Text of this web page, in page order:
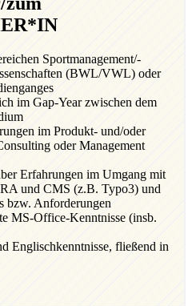
Sportmanagement/-
(BWL/VWL) oder
im Gap-Year zwischen dem
im Produkt- und/oder
oder Management
Erfahrungen im Umgang mit
und CMS (z.B. Typo3) und
bzw. Anforderungen
MS-Office-Kenntnisse (insb.
Englischkenntnisse, fließend in